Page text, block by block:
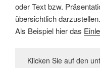
oder Text bzw.
übersichtlich darzustellen.
Als Beispiel hier das
Klicken Sie auf den